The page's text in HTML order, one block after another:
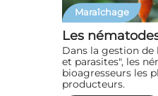
Maraîchage
Les
Dans la gestion
et parasites", les
bioagresseurs les
producteurs.